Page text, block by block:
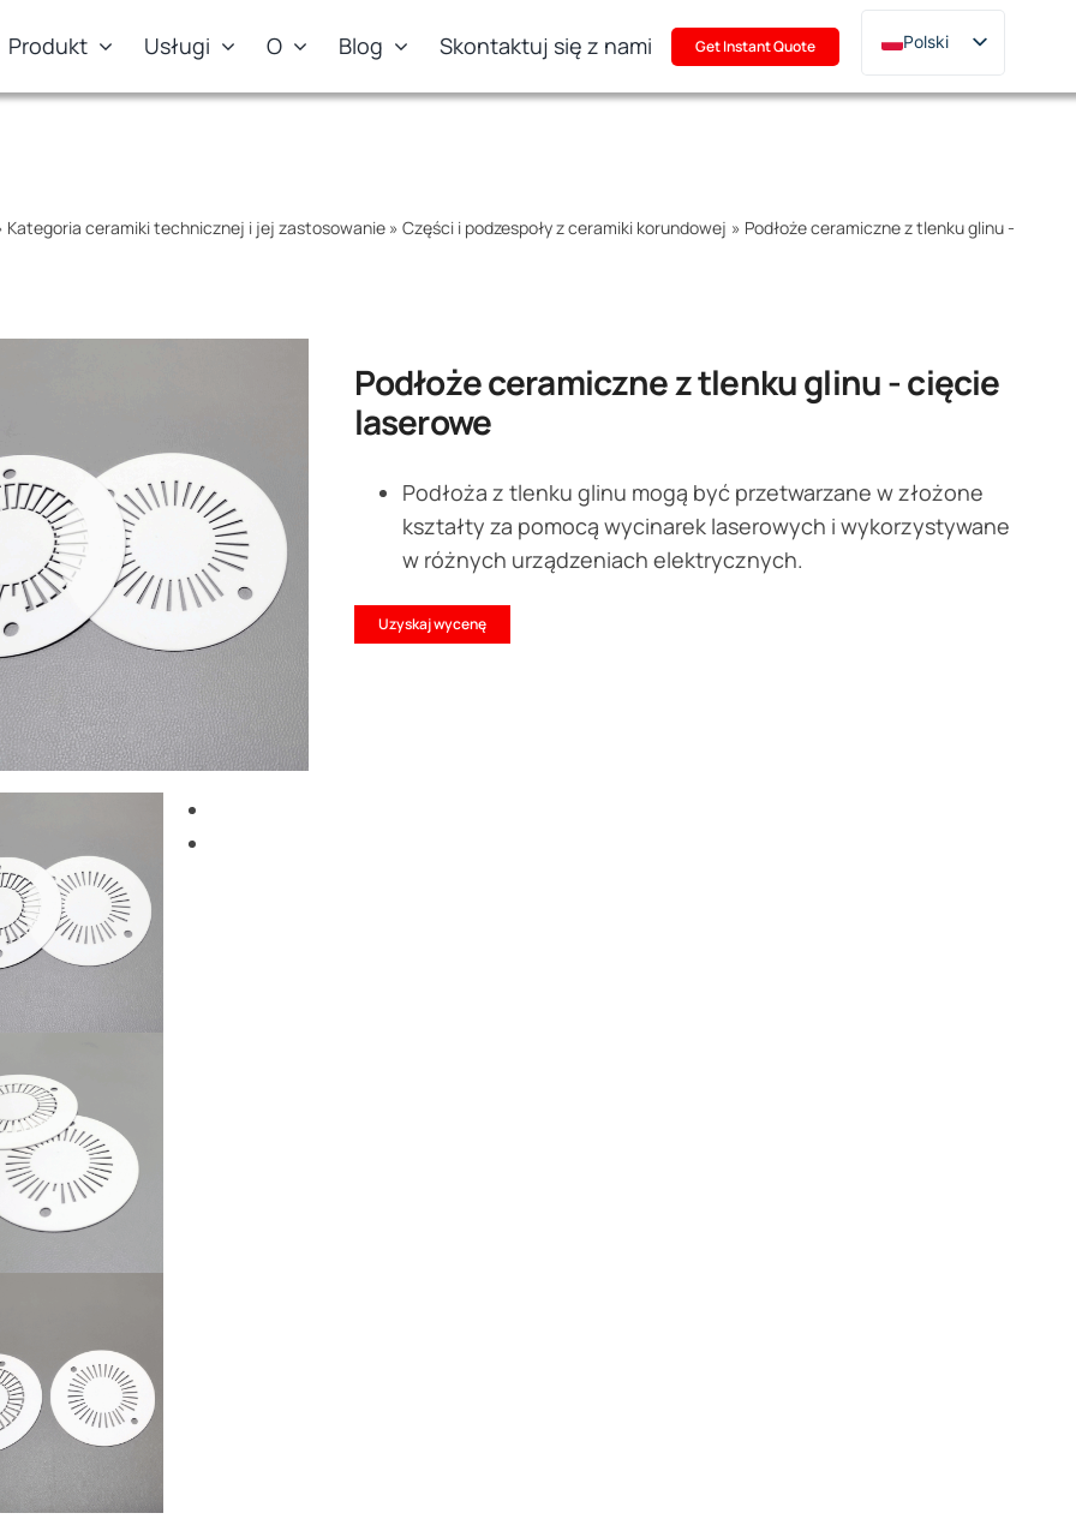
Produkt Usługi O Blog Skontaktuj się z nami Get Instant Quote
Polski
English
한국어
Português
Kategoria ceramiki technicznej i jej zastosowanie »Części i podzespoły z ceramiki korundowej » Podłoże ceramiczne z tlenku glinu -
Podłoże ceramiczne z tlenku glinu - cięcie
laserowe
Podłoża z tlenku glinu mogą być przetwarzane w złożone
kształty za pomocą wycinarek laserowych i wykorzystywane
w różnych urządzeniach elektrycznych.
Uzyskaj wycenę